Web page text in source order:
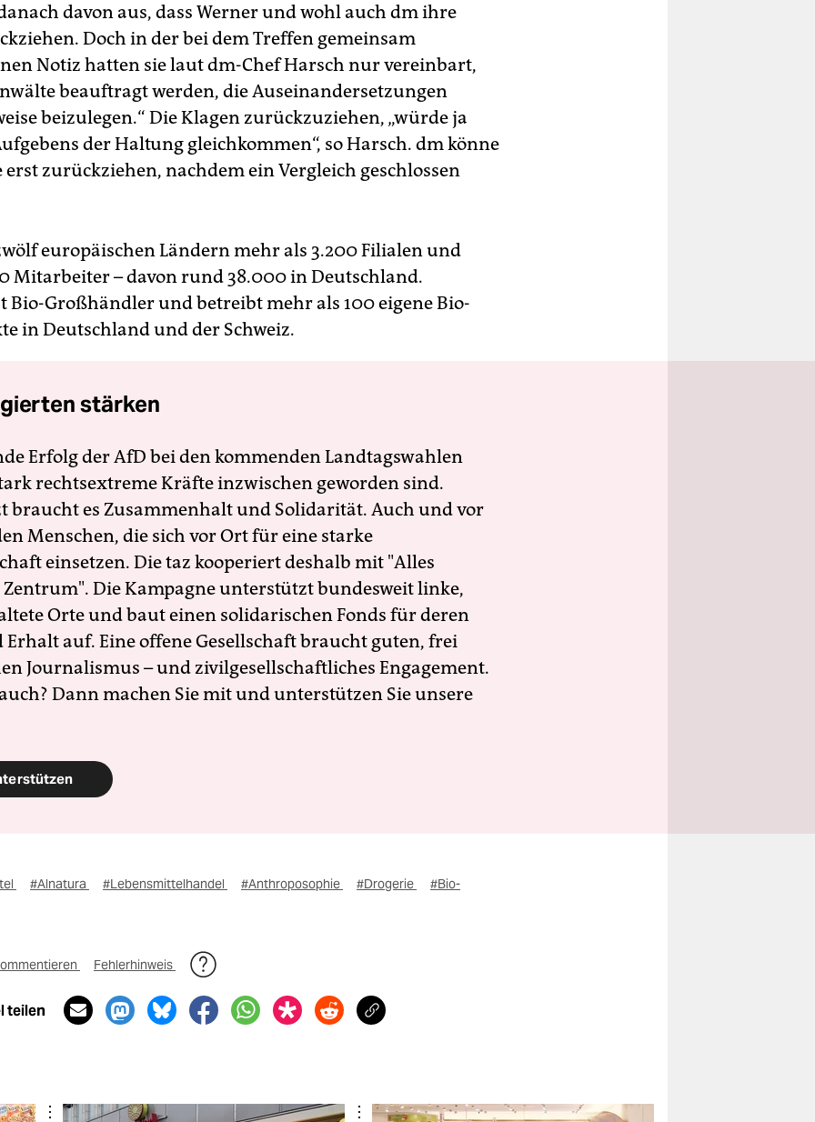
davon aus, dass Werner und wohl auch dm ihre
Doch in der bei dem Treffen gemeinsam
Notiz hatten sie laut dm-Chef Harsch nur vereinbart,
beauftragt werden, die Auseinandersetzungen
beizulegen.“ Die Klagen zurückzuziehen, „würde ja
der Haltung gleichkommen“, so Harsch. dm könne
erst zurückziehen, nachdem ein Vergleich geschlossen
europäischen Ländern mehr als 3.200 Filialen und
Mitarbeiter – davon rund 38.000 in Deutschland.
Bio-Großhändler und betreibt mehr als 100 eigene Bio-
in Deutschland und der Schweiz.
stärken
Erfolg der AfD bei den kommenden Landtagswahlen
rechtsextreme Kräfte inzwischen geworden sind.
braucht es Zusammenhalt und Solidarität. Auch und vor
Menschen, die sich vor Ort für eine starke
einsetzen. Die taz kooperiert deshalb mit "Alles
Die Kampagne unterstützt bundesweit linke,
Orte und baut einen solidarischen Fonds für deren
Erhalt auf. Eine offene Gesellschaft braucht guten, frei
Journalismus – und zivilgesellschaftliches Engagement.
Dann machen Sie mit und unterstützen Sie unsere
#Alnatura #Lebensmittelhandel #Anthroposophie #Drogerie
#Bio-
Fehlerhinweis
teilen